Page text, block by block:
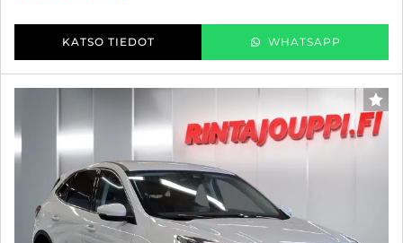
KATSO TIEDOT WHATSAPP